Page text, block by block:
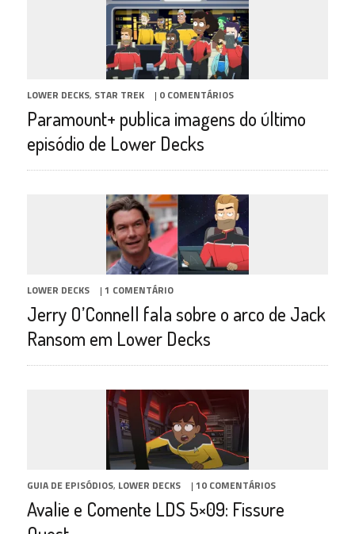
LOWER DECKS, STAR TREK | 0 COMENTÁRIOS
Paramount+ publica imagens do último
episódio de Lower Decks
LOWER DECKS | 1 COMENTÁRIO
Jerry O’Connell fala sobre o arco de Jack
Ransom em Lower Decks
GUIA DE EPISÓDIOS, LOWER DECKS | 10 COMENTÁRIOS
Avalie e Comente LDS 5×09: Fissure